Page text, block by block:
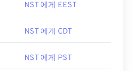
NST 에게 EEST
NST 에게 CDT
NST 에게 PST